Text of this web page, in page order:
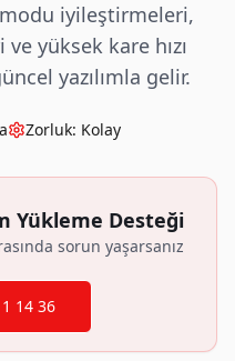
modu iyileştirmeleri,
yüksek kare hızı
yazılımla gelir.
Zorluk: Kolay
Yükleme Desteği
sorun yaşarsanız
14 36